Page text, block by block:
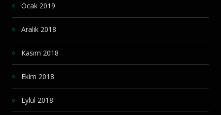
Ocak 2019
Aralık 2018
Kasım 2018
Ekim 2018
Eylül 2018